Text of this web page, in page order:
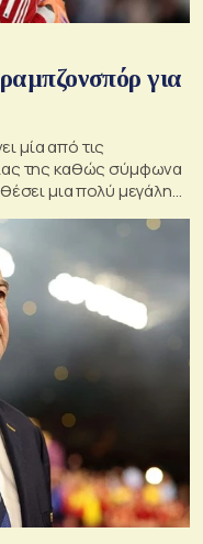
για
μία από τις
της καθώς σύμφωνα
μια πολύ μεγάλη